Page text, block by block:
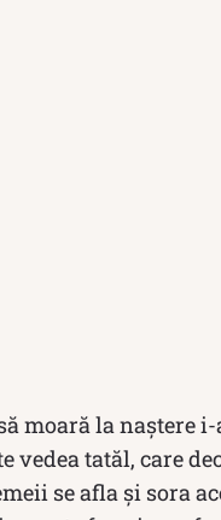
moară la naştere
tatăl, care
se afla şi sora